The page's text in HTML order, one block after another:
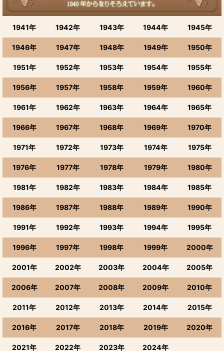
1900〜1911年
1920年〜1921年
1922〜1931年
1932年のワイン
1937，1938，1939年のワイン
1940年のワイン(昭和15年)
1941年のワイン
1943年のワイン
1944年のワイン
1945年のワイン
1946年のワイン
1947年のワイン
1948年のワイン
1949年のワイン
1941年 1942年 1943年 1944年 1945年
1946年 1947年 1948年 1949年 1950年
1951年 1952年 1953年 1954年 1955年
1956年 1957年 1958年 1959年 1960年
1961年 1962年 1963年 1964年 1965年
1966年 1967年 1968年 1969年 1970年
1971年 1972年 1973年 1974年 1975年
1976年 1977年 1978年 1979年 1980年
1981年 1982年 1983年 1984年 1985年
1986年 1987年 1988年 1989年 1990年
1991年 1992年 1993年 1994年 1995年
1996年 1997年 1998年 1999年 2000年
2001年 2002年 2003年 2004年 2005年
2006年 2007年 2008年 2009年 2010年
2011年 2012年 2013年 2014年 2015年
2016年 2017年 2018年 2019年 2020年
2021年 2022年 2023年 2024年